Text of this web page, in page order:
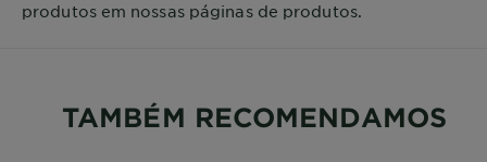
produtos em nossas páginas de produtos.
TAMBÉM RECOMENDAMOS